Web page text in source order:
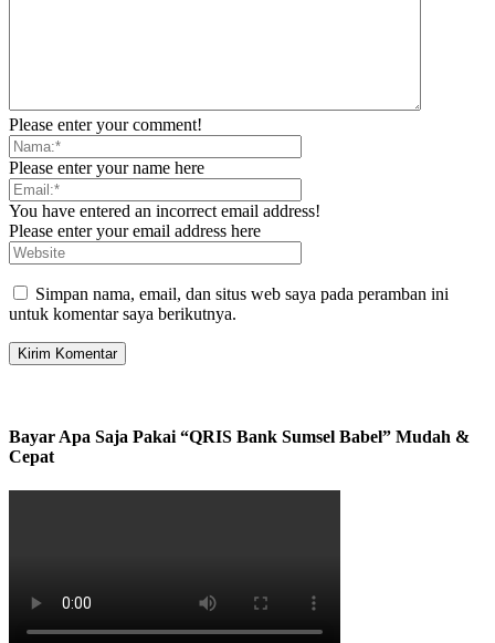
Please enter your comment!
Please enter your name here
You have entered an incorrect email address!
Please enter your email address here
Simpan nama, email, dan situs web saya pada peramban ini
untuk komentar saya berikutnya.
Bayar Apa Saja Pakai “QRIS Bank Sumsel Babel” Mudah &
Cepat